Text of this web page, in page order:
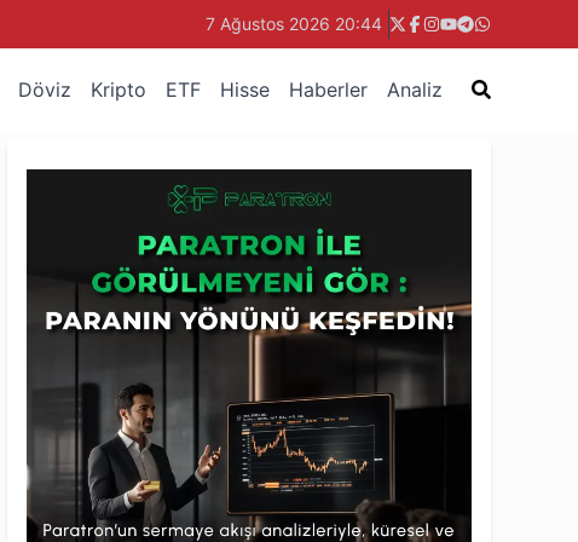
7 Ağustos 2026 20:44
Döviz Kripto ETF Hisse Haberler Analiz